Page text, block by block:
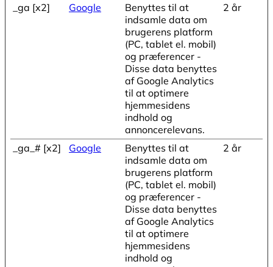
_ga [x2]
Google
Benyttes til at
indsamle data om
brugerens platform
(PC, tablet el. mobil)
og præferencer -
Disse data benyttes
af Google Analytics
til at optimere
hjemmesidens
indhold og
annoncerelevans.
2 år
_ga_# [x2] Google
Benyttes til at
indsamle data om
brugerens platform
(PC, tablet el. mobil)
og præferencer -
Disse data benyttes
af Google Analytics
til at optimere
hjemmesidens
indhold og
2 år